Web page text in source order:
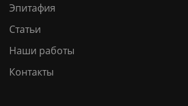
Эпитафия
Статьи
Наши работы
Контакты